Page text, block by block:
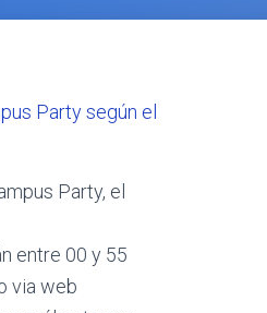
Party según el
Party, el
entre 00 y 55
via web